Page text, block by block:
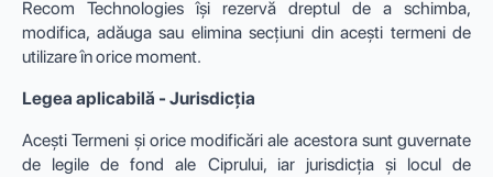
Recom Technologies își rezervă dreptul de a schimba,
modifica, adăuga sau elimina secțiuni din acești termeni de
utilizare în orice moment.
Legea aplicabilă - Jurisdicția
Acești Termeni și orice modificări ale acestora sunt guvernate
de legile de fond ale Ciprului, iar jurisdicția și locul de